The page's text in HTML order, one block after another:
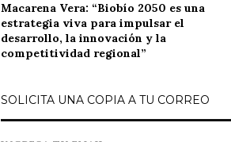
Macarena Vera: “Biobío 2050 es una
estrategia viva para impulsar el
desarrollo, la innovación y la
competitividad regional”
SOLICITA UNA COPIA A TU CORREO